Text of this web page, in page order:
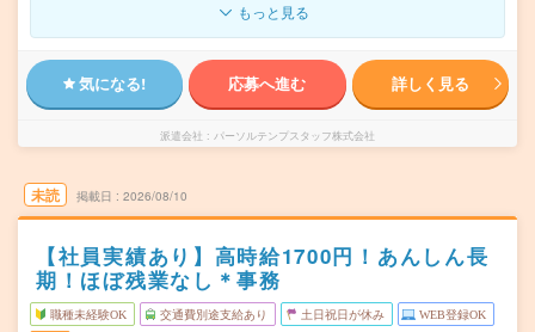
もっと見る
気になる! 応募へ進む 詳しく見る
派遣会社 パーソルテンプスタッフ株式会社
未読 掲載日 2026/08/10
【社員実績あり】高時給1700円！あんしん長
期！ほぼ残業なし＊事務
職種未経験OK 交通費別途支給あり 土日祝日が休み WEB登録OK